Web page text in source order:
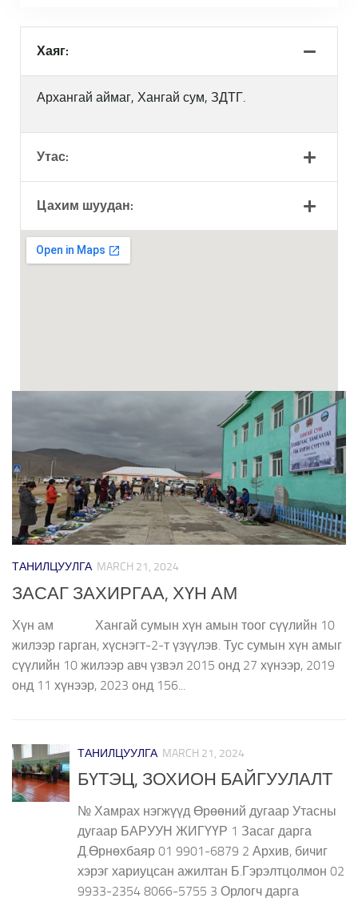
Хаяг:
Архангай аймаг, Хангай сум, ЗДТГ.
Утас:
Цахим шуудан:
ТАНИЛЦУУЛГА MARCH 21, 2024
ЗАСАГ ЗАХИРГАА, ХҮН АМ
Хүн ам Хангай сумын хүн амын тоог сүүлийн 10
жилээр гарган, хүснэгт-2-т үзүүлэв. Тус сумын хүн амыг
сүүлийн 10 жилээр авч үзвэл 2015 онд 27 хүнээр, 2019
онд 11 хүнээр, 2023 онд 156...
ТАНИЛЦУУЛГА MARCH 21, 2024
БҮТЭЦ, ЗОХИОН БАЙГУУЛАЛТ
№ Хамрах нэгжүүд Өрөөний дугаар Утасны
дугаар БАРУУН ЖИГҮҮР 1 Засаг дарга
Д.Өрнөхбаяр 01 9901-6879 2 Архив, бичиг
хэрэг хариуцсан ажилтан Б.Гэрэлтцолмон 02
9933-2354 8066-5755 3 Орлогч дарга